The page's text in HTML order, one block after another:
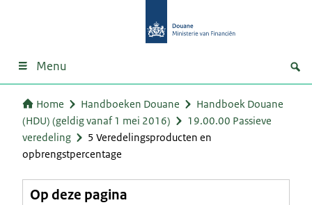
Menu
Home Handboeken Douane
Handboek Douane
(HDU) (geldig vanaf 1 mei 2016)
19.00.00 Passieve
veredeling
5 Veredelingsproducten en
opbrengstpercentage
Op deze pagina